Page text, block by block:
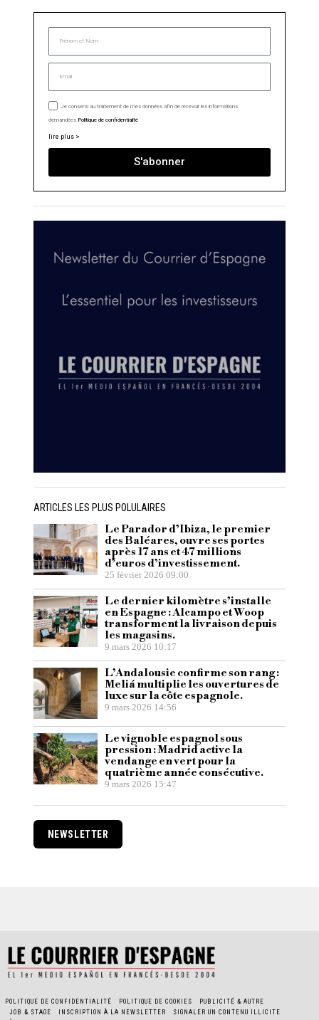
Je consens au traitement de mes données afin de recevoir les informations
demandées. Politique de confidentialité
lire plus >
S'abonner
ARTICLES LES PLUS POLULAIRES
Le Parador d’Ibiza, le premier
des Baléares, ouvre ses portes
après 17 ans et 47 millions
d’euros d’investissement.
25 février 2026 09:00
Le dernier kilomètre s’installe
en Espagne : Alcampo et Woop
transforment la livraison depuis
les magasins.
9 mars 2026 10:17
L’Andalousie confirme son rang :
Meliá multiplie les ouvertures de
luxe sur la côte espagnole.
9 mars 2026 14:56
Le vignoble espagnol sous
pression : Madrid active la
vendange en vert pour la
quatrième année consécutive.
9 mars 2026 15:47
NEWSLETTER
POLITIQUE DE CONFIDENTIALITÉ POLITIQUE DE COOKIES
PUBLICITÉ & AUTRE
JOB & STAGE
INSCRIPTION À LA NEWSLETTER
SIGNALER UN CONTENU ILLICITE